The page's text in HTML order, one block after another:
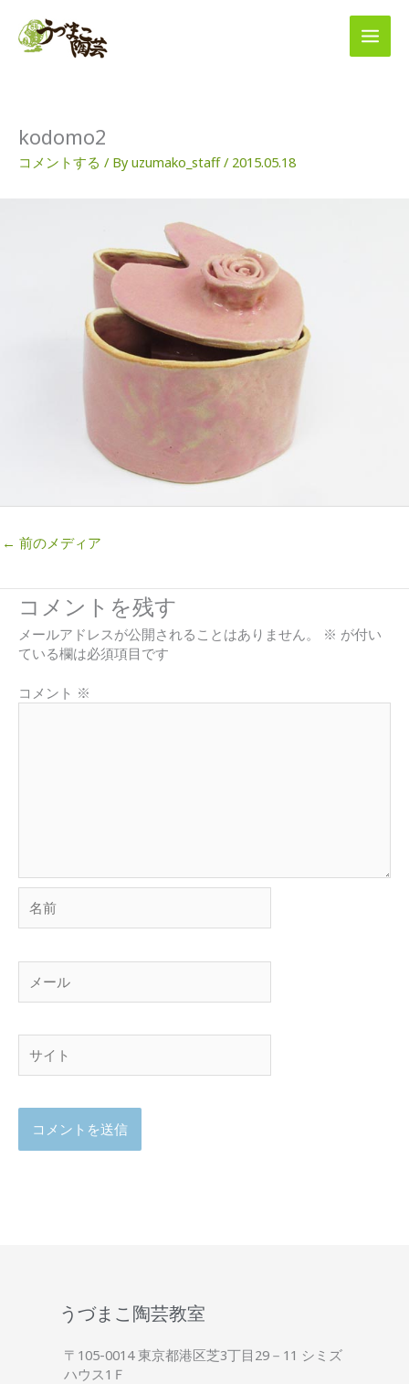
kodomo2
コメントする / Byuzumako_staff/ 2015.05.18
← 前のメディア
コメントを残す
メールアドレスが公開されることはありません。 ※ が付い
ている欄は必須項目です
コメント ※
前
ー
ル
ト
うづまこ陶芸教室
〒105-0014 東京都港区芝3丁目29－11 シミズ
ハウス1Ｆ